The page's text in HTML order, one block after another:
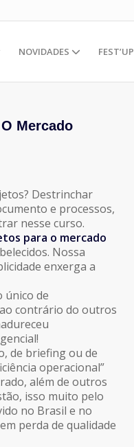
NOVIDADES FEST’UP
Mercado
Destrinchar
e processos,
nesse curso.
para o mercado
Nossa
enxerga a
único de
contrário do outros
de briefing ou de
operacional”
além de outros
isso muito pelo
no Brasil e no
perda de qualidade